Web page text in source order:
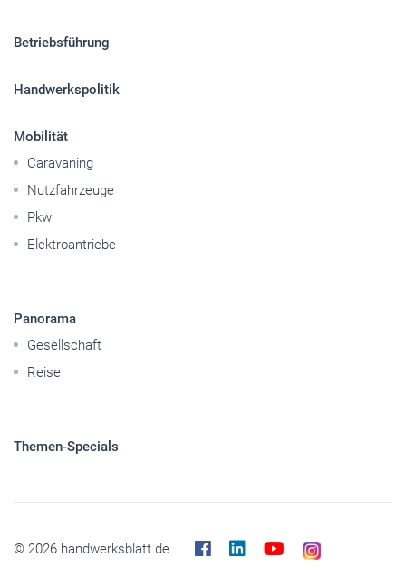
Betriebsführung
Handwerkspolitik
Mobilität
Caravaning
Nutzfahrzeuge
Pkw
Elektroantriebe
Panorama
Gesellschaft
Reise
Themen-Specials
© 2026 handwerksblatt.de